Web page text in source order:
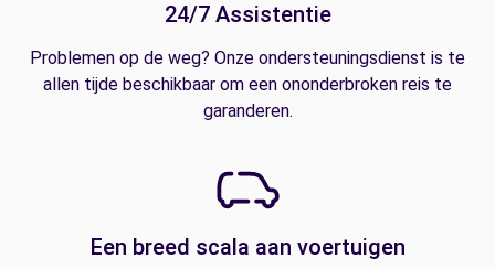
24/7 Assistentie
Problemen op de weg? Onze ondersteuningsdienst is te
allen tijde beschikbaar om een ononderbroken reis te
garanderen.
Een breed scala aan voertuigen